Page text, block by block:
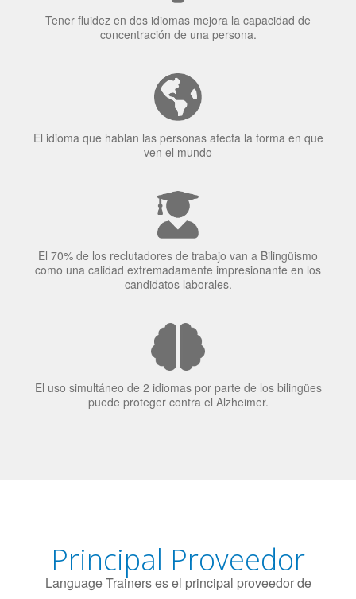
Tener fluidez en dos idiomas mejora la capacidad de
El idioma que hablan las personas afecta la forma en que
El 70% de los reclutadores de trabajo van a Bilingüismo
como una calidad extremadamente impresionante en los
El uso simultáneo de 2 idiomas por parte de los bilingües
Principal Proveedor